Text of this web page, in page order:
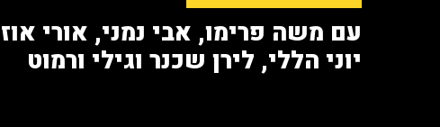
עם משה פרימו, אבי נמני, אורי
יוני הללי, לירן שכנר וגילי ורמוט